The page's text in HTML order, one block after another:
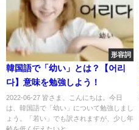
形容詞
韓国語で「幼い」とは？【어리
다】意味を勉強しよう！
2022-06-27 皆さま、こんにちは。今日
は、韓国語で「幼い」について勉強しまし
ょう。「若い」でも訳されますが、少し年